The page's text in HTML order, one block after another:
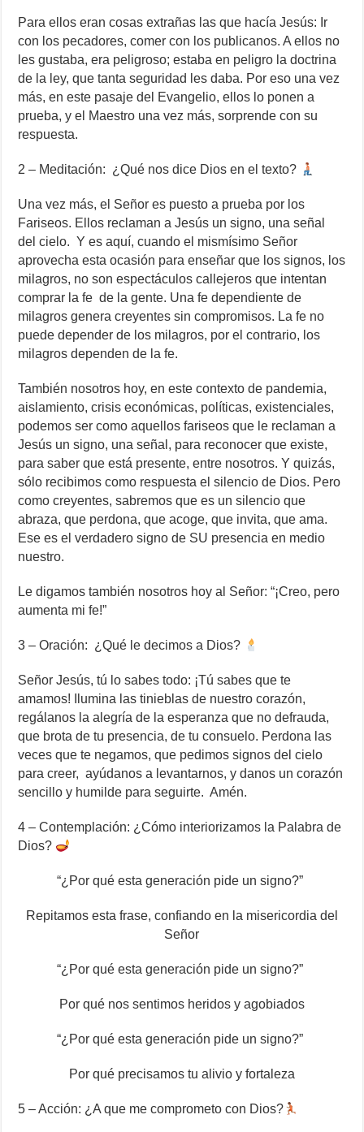
Para ellos eran cosas extrañas las que hacía Jesús: Ir
con los pecadores, comer con los publicanos. A ellos no
les gustaba, era peligroso; estaba en peligro la doctrina
de la ley, que tanta seguridad les daba. Por eso una vez
más, en este pasaje del Evangelio, ellos lo ponen a
prueba, y el Maestro una vez más, sorprende con su
respuesta.
2 – Meditación: ¿Qué nos dice Dios en el texto?
Una vez más, el Señor es puesto a prueba por los
Fariseos. Ellos reclaman a Jesús un signo, una señal
del cielo. Y es aquí, cuando el mismísimo Señor
aprovecha esta ocasión para enseñar que los signos, los
milagros, no son espectáculos callejeros que intentan
comprar la fe de la gente. Una fe dependiente de
milagros genera creyentes sin compromisos. La fe no
puede depender de los milagros, por el contrario, los
milagros dependen de la fe.
También nosotros hoy, en este contexto de pandemia,
aislamiento, crisis económicas, políticas, existenciales,
podemos ser como aquellos fariseos que le reclaman a
Jesús un signo, una señal, para reconocer que existe,
para saber que está presente, entre nosotros. Y quizás,
sólo recibimos como respuesta el silencio de Dios. Pero
como creyentes, sabremos que es un silencio que
abraza, que perdona, que acoge, que invita, que ama.
Ese es el verdadero signo de SU presencia en medio
nuestro.
Le digamos también nosotros hoy al Señor: “¡Creo, pero
aumenta mi fe!”
3 – Oración: ¿Qué le decimos a Dios?
Señor Jesús, tú lo sabes todo: ¡Tú sabes que te
amamos! Ilumina las tinieblas de nuestro corazón,
regálanos la alegría de la esperanza que no defrauda,
que brota de tu presencia, de tu consuelo. Perdona las
veces que te negamos, que pedimos signos del cielo
para creer, ayúdanos a levantarnos, y danos un corazón
sencillo y humilde para seguirte.Amén.
4 – Contemplación: ¿Cómo interiorizamos la Palabra de
Dios?
“¿Por qué esta generación pide un signo?”
Repitamos esta frase, confiando en la misericordia del
Señor
“¿Por qué esta generación pide un signo?”
Por qué nos sentimos heridos y agobiados
“¿Por qué esta generación pide un signo?”
Por qué precisamos tu alivio y fortaleza
5 – Acción: ¿A que me comprometo con Dios?